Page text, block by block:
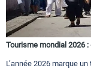
Tourisme mondial 2026
L’année 2026 marque